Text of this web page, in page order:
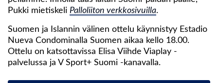
Pukki mietiskeli Palloliiton verkkosivuilla.
Suomen ja Islannin välinen ottelu käynnistyy Estadio
Nueva Condominalla Suomen aikaa kello 18.00.
Ottelu on katsottavissa Elisa Viihde Viaplay -
palvelussa ja V Sport+ Suomi -kanavalla.